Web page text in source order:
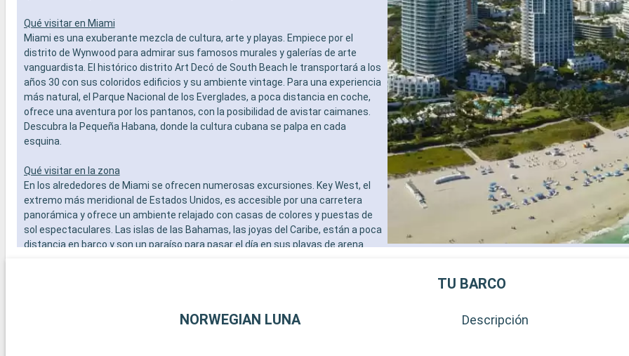
Qué visitar en Miami
Miami es una exuberante mezcla de cultura, arte y playas. Empiece por el
distrito de Wynwood para admirar sus famosos murales y galerías de arte
vanguardista. El histórico distrito Art Decó de South Beach le transportará a los
años 30 con sus coloridos edificios y su ambiente vintage. Para una experiencia
más natural, el Parque Nacional de los Everglades, a poca distancia en coche,
ofrece una aventura por los pantanos, con la posibilidad de avistar caimanes.
Descubra la Pequeña Habana, donde la cultura cubana se palpa en cada
esquina.
Qué visitar en la zona
En los alrededores de Miami se ofrecen numerosas excursiones. Key West, el
extremo más meridional de Estados Unidos, es accesible por una carretera
panorámica y ofrece un ambiente relajado con casas de colores y puestas de
sol espectaculares. Las islas de las Bahamas, las joyas del Caribe, están a poca
distancia en barco y son un paraíso para pasar el día en sus playas de arena
TU BARCO
NORWEGIAN LUNA Descripción